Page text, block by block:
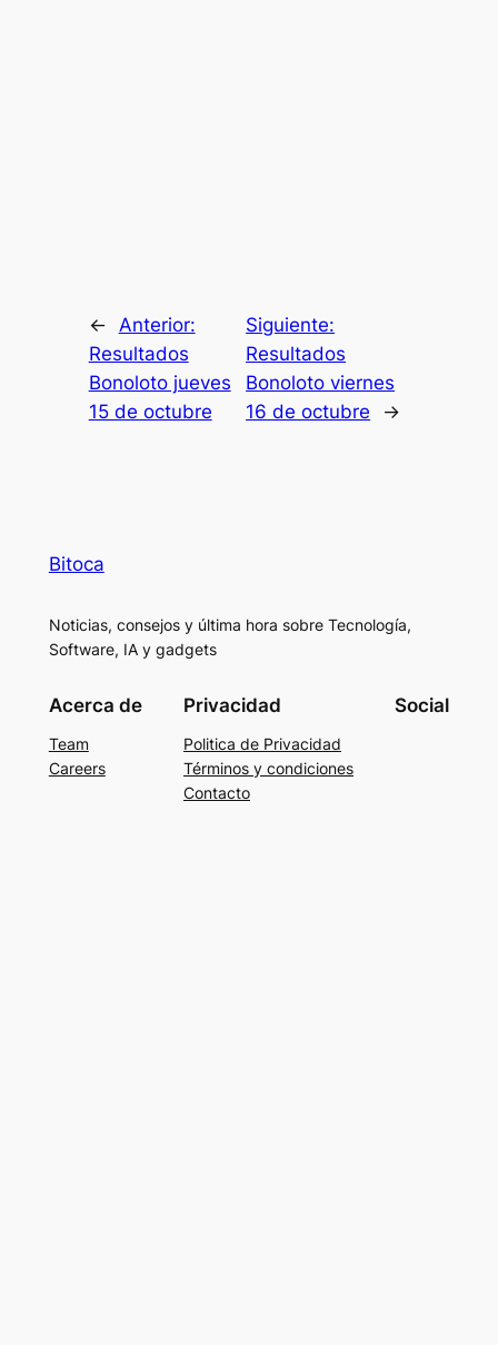
← Anterior:
Resultados
Bonoloto jueves
15 de octubre
Siguiente:
Resultados
Bonoloto viernes
16 de octubre
→
Bitoca
Noticias, consejos y última hora sobre Tecnología,
Software, IA y gadgets
Acerca de
Team
Careers
Privacidad
Politica de Privacidad
Términos y condiciones
Contacto
Social